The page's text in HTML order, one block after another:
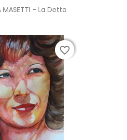
MASETTI - La Detta
favorite_border
favorite_border